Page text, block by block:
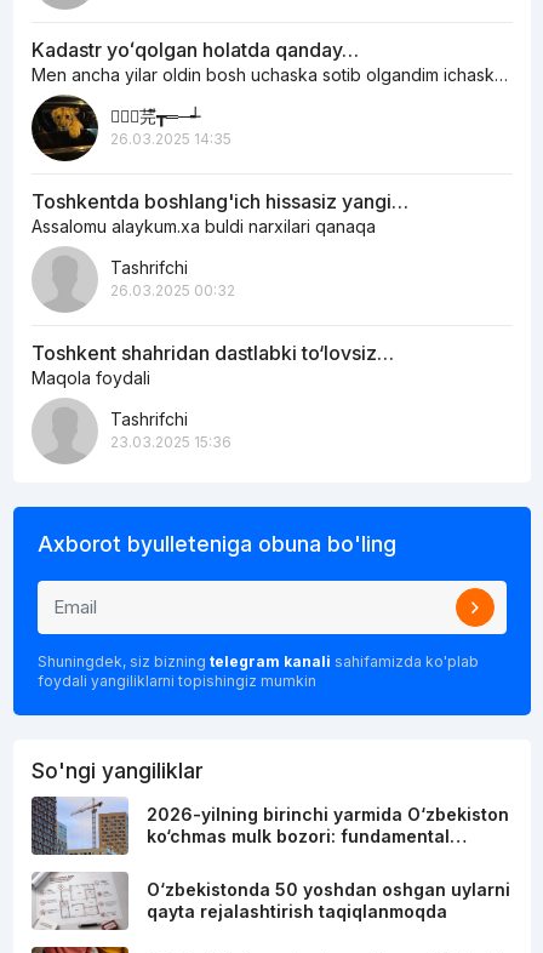
Kadastr yoʻqolgan holatda qanday…
Men ancha yilar oldin bosh uchaska sotib olgandim ichaskani egasi otoxon edi…
︻┳ั芫ี┳═─┵
26.03.2025 14:35
Toshkentda boshlang'ich hissasiz yangi…
Assalomu alaykum.xa buldi narxilari qanaqa
Tashrifchi
26.03.2025 00:32
Toshkent shahridan dastlabki to‘lovsiz…
Maqola foydali
Tashrifchi
23.03.2025 15:36
Axborot byulleteniga obuna bo'ling
Shuningdek, siz bizning telegram kanali sahifamizda ko'plab
foydali yangiliklarni topishingiz mumkin
So'ngi yangiliklar
2026-yilning birinchi yarmida O‘zbekiston
ko‘chmas mulk bozori: fundamental…
O‘zbekistonda 50 yoshdan oshgan uylarni
qayta rejalashtirish taqiqlanmoqda